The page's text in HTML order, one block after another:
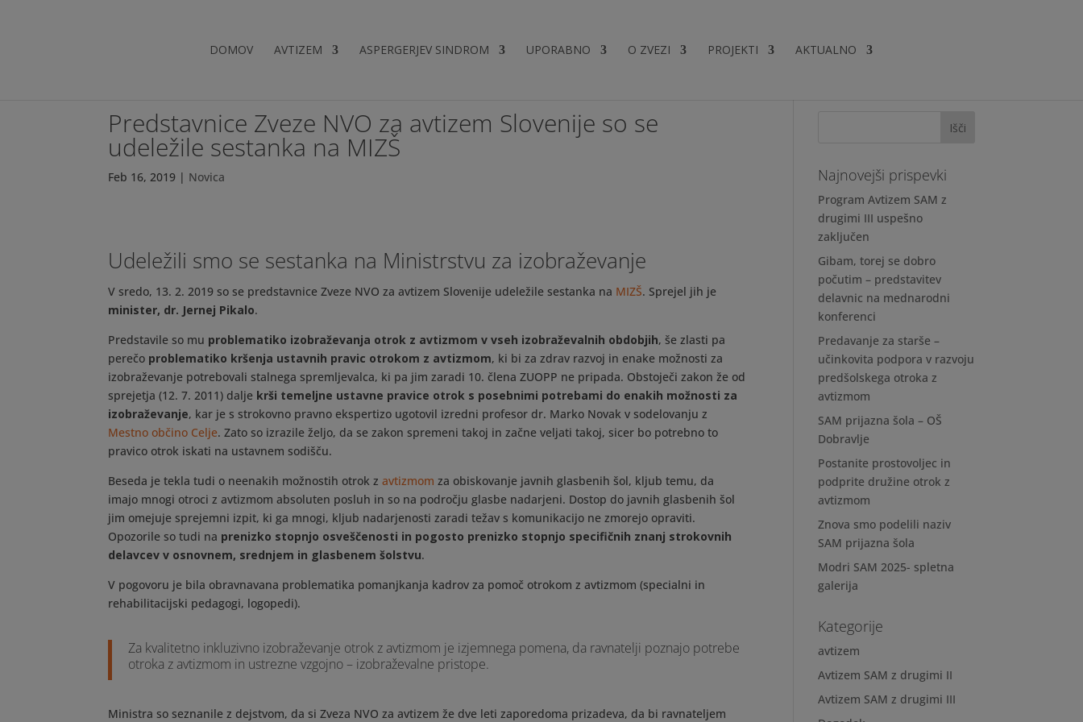
DOMOV AVTIZEM ASPERGERJEV SINDROM UPORABNO O ZVEZI PROJEKTI AKTUALNO
Predstavnice Zveze NVO za avtizem Slovenije so se
udeležile sestanka na MIZŠ
Feb 16, 2019 | Novica
Udeležili smo se sestanka na Ministrstvu za izobraževanje
V sredo, 13. 2. 2019 so se predstavnice Zveze NVO za avtizem Slovenije udeležile sestanka na MIZŠ. Sprejel jih je
minister, dr. Jernej Pikalo.
Predstavile so mu problematiko izobraževanja otrok z avtizmom v vseh izobraževalnih obdobjih, še zlasti pa
perečo problematiko kršenja ustavnih pravic otrokom z avtizmom, ki bi za zdrav razvoj in enake možnosti za
izobraževanje potrebovali stalnega spremljevalca, ki pa jim zaradi 10. člena ZUOPP ne pripada. Obstoječi zakon že od
sprejetja (12. 7. 2011) dalje krši temeljne ustavne pravice otrok s posebnimi potrebami do enakih možnosti za
izobraževanje, kar je s strokovno pravno ekspertizo ugotovil izredni profesor dr. Marko Novak v sodelovanju z
Mestno občino Celje. Zato so izrazile željo, da se zakon spremeni takoj in začne veljati takoj, sicer bo potrebno to
pravico otrok iskati na ustavnem sodišču.
Beseda je tekla tudi o neenakih možnostih otrok zavtizmom za obiskovanje javnih glasbenih šol, kljub temu, da
imajo mnogi otroci z avtizmom absoluten posluh in so na področju glasbe nadarjeni. Dostop do javnih glasbenih šol
jim omejuje sprejemni izpit, ki ga mnogi, kljub nadarjenosti zaradi težav s komunikacijo ne zmorejo opraviti.
Opozorile so tudi na prenizko stopnjo osveščenosti in pogosto prenizko stopnjo specifičnih znanj strokovnih
delavcev v osnovnem, srednjem in glasbenem šolstvu.
V pogovoru je bila obravnavana problematika pomanjkanja kadrov za pomoč otrokom z avtizmom (specialni in
rehabilitacijski pedagogi, logopedi).
Za kvalitetno inkluzivno izobraževanje otrok z avtizmom je izjemnega pomena, da ravnatelji poznajo potrebe
otroka z avtizmom in ustrezne vzgojno – izobraževalne pristope.
Ministra so seznanile z dejstvom, da si Zveza NVO za avtizem že dve leti zaporedoma prizadeva, da bi ravnateljem
Najnovejši prispevki
Program Avtizem SAM z
drugimi III uspešno
zaključen
Gibam, torej se dobro
počutim – predstavitev
delavnic na mednarodni
konferenci
Predavanje za starše –
učinkovita podpora v razvoju
predšolskega otroka z
avtizmom
SAM prijazna šola – OŠ
Dobravlje
Postanite prostovoljec in
podprite družine otrok z
avtizmom
Znova smo podelili naziv
SAM prijazna šola
Modri SAM 2025- spletna
galerija
Kategorije
avtizem
Avtizem SAM z drugimi II
Avtizem SAM z drugimi III